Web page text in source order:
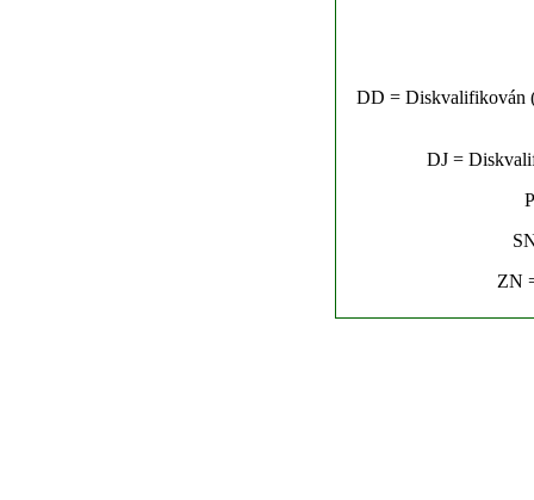
DD = Diskvalifikován
DJ =
ZN